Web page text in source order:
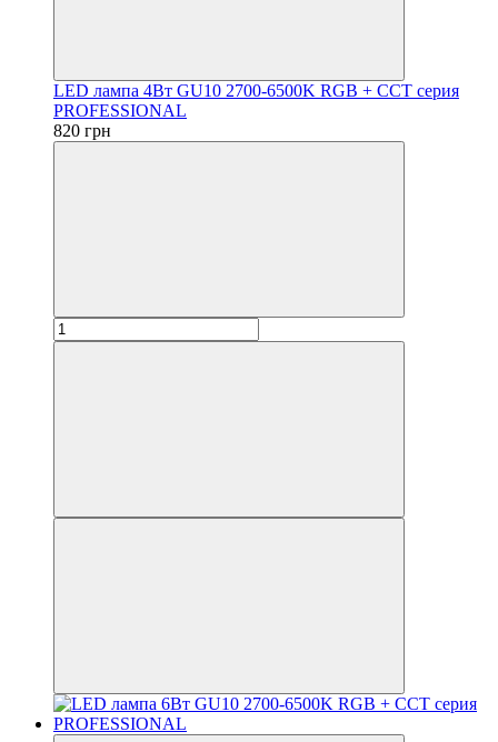
LED лампа 4Вт GU10 2700-6500K RGB + CCT серия
PROFESSIONAL
820 грн